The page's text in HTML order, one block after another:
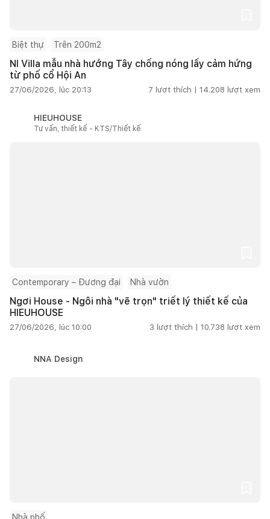
Biệt thự Trên 200m2
NI Villa mẫu nhà hướng Tây chống nóng lấy cảm hứng
từ phố cổ Hội An
27/06/2026, lúc 20:13 7 lượt thích | 14.208 lượt xem
HIEUHOUSE
Tư vấn, thiết kế - KTS/Thiết kế
Contemporary – Đương đại Nhà vườn
Ngơi House - Ngôi nhà "vẽ trọn" triết lý thiết kế của
HIEUHOUSE
27/06/2026, lúc 10:00 3 lượt thích | 10.738 lượt xem
NNA Design